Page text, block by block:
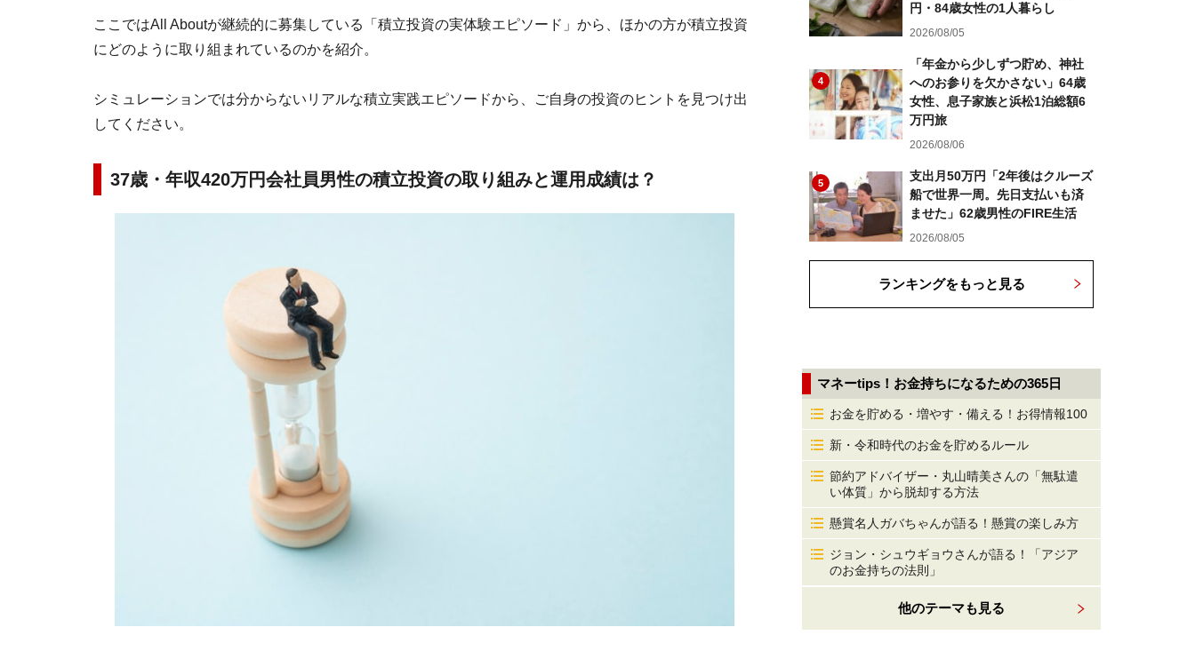
ここではAll Aboutが継続的に募集している「積立投資の実体験エピソード」から、ほかの方が積立投資
にどのように取り組まれているのかを紹介。
シミュレーションでは分からないリアルな積立実践エピソードから、ご自身の投資のヒントを見つけ出
してください。
37歳・年収420万円会社員男性の積立投資の取り組みと運用成績は？
円・84歳女性の1人暮らし
2026/08/05
4
「年金から少しずつ貯め、神社
へのお参りを欠かさない」64歳
女性、息子家族と浜松1泊総額6
万円旅
2026/08/06
5
支出月50万円「2年後はクルーズ
船で世界一周。先日支払いも済
ませた」62歳男性のFIRE生活
2026/08/05
ランキングをもっと見る
マネーtips！お金持ちになるための365日
お金を貯める・増やす・備える！お得情報100
新・令和時代のお金を貯めるルール
節約アドバイザー・丸山晴美さんの「無駄遣
い体質」から脱却する方法
懸賞名人ガバちゃんが語る！懸賞の楽しみ方
ジョン・シュウギョウさんが語る！「アジア
のお金持ちの法則」
他のテーマも見る